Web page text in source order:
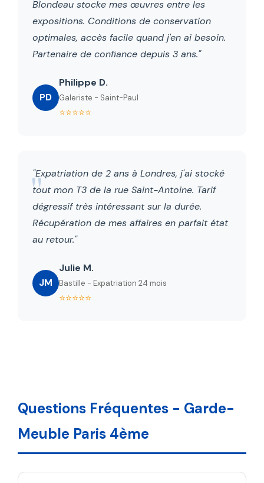
Blondeau stocke mes œuvres entre les
expositions. Conditions de conservation
optimales, accès facile quand j'en ai besoin.
Partenaire de confiance depuis 3 ans."
PD
Philippe D.
Galeriste - Saint-Paul
⭐⭐⭐⭐⭐
"Expatriation de 2 ans à Londres, j'ai stocké
tout mon T3 de la rue Saint-Antoine. Tarif
dégressif très intéressant sur la durée.
Récupération de mes affaires en parfait état
au retour."
JM
Julie M.
Bastille - Expatriation 24 mois
⭐⭐⭐⭐⭐
Questions Fréquentes - Garde-
Meuble Paris 4ème